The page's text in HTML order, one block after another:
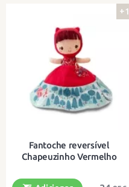
Corda para letras de tecido
Lilliputiens
Fantoche reversível
Chapeuzinho Vermelho
+1